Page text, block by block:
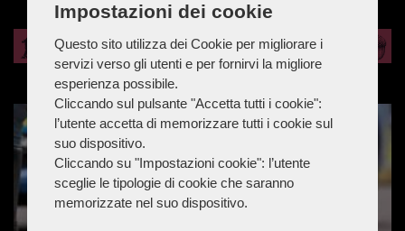
Impostazioni dei cookie
Questo sito utilizza dei Cookie per migliorare i
servizi verso gli utenti e per fornirvi la migliore
esperienza possibile.
Cliccando sul pulsante "Accetta tutti i cookie":
l’utente accetta di memorizzare tutti i cookie sul
suo dispositivo.
Cliccando su "Impostazioni cookie": l’utente
sceglie le tipologie di cookie che saranno
memorizzate nel suo dispositivo.